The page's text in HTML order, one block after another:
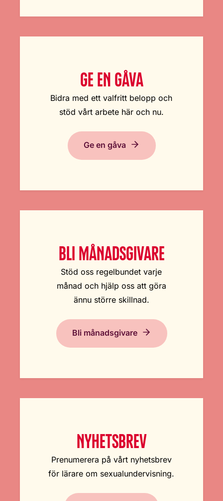
GE EN GÅVA
Bidra med ett valfritt belopp och
stöd vårt arbete här och nu.
Ge en gåva
BLI MÅNADSGIVARE
Stöd oss regelbundet varje
månad och hjälp oss att göra
ännu större skillnad.
Bli månadsgivare
NYHETSBREV
Prenumerera på vårt nyhetsbrev
för lärare om sexualundervisning.